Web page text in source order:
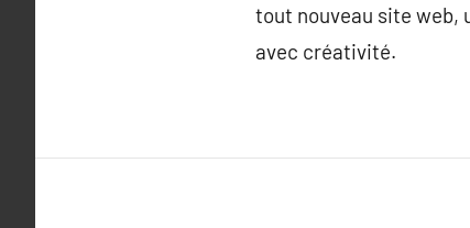
tout nouveau site web,
avec créativité.